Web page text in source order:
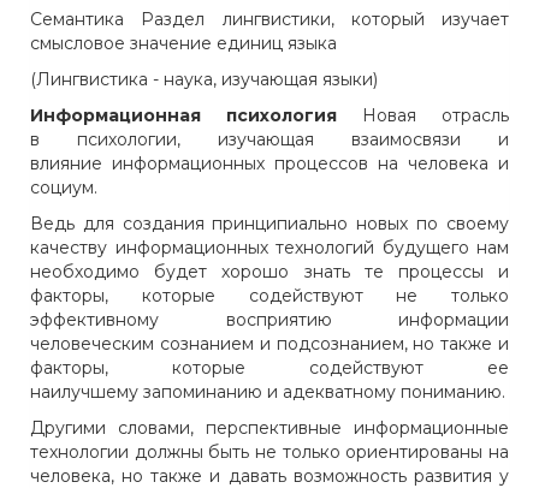
Семантика Раздел лингвистики, который изучает
смысловое значение единиц языка
(Лингвистика - наука, изучающая языки)
Информационная психология Новая отрасль
в психологии, изучающая взаимосвязи и
влияние информационных процессов на человека и
социум.
Ведь для создания принципиально новых по своему
качеству информационных технологий будущего нам
необходимо будет хорошо знать те процессы и
факторы, которые содействуют не только
эффективному восприятию информации
человеческим сознанием и подсознанием, но также и
факторы, которые содействуют ее
наилучшему запоминанию и адекватному пониманию.
Другими словами, перспективные информационные
технологии должны быть не только ориентированы на
человека, но также и давать возможность развития у